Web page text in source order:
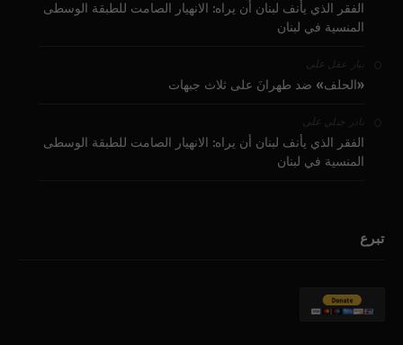
الفقر الذي يأنف لبنان أن يراه: الانهيار الصامت للطبقة الوسطى
المنسية في لبنان
بيار عقل على
«الحلف» ضد طهرانَ على ثلاث جبهات
نادر جبلي على
الفقر الذي يأنف لبنان أن يراه: الانهيار الصامت للطبقة الوسطى
المنسية في لبنان
تبرع